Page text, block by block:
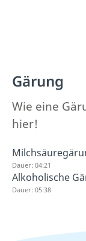
Gärung
Wie eine
hier!
Dauer: 04:21
Alkoholische
Dauer: 05:38